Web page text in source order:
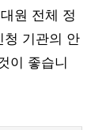
원 전체 정
청 기관의 안
이 좋습니